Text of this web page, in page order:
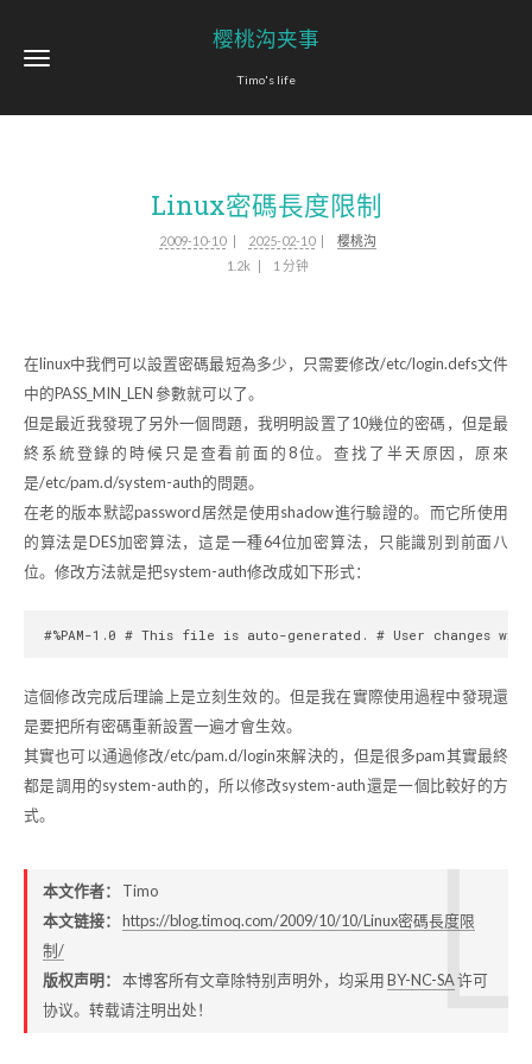
樱桃沟夹事
Timo's life
Linux密碼長度限制
2009-10-10 2025-02-10
樱桃沟
1.2k
1 分钟
在linux中我們可以設置密碼最短為多少，只需要修改/etc/login.defs文件
中的PASS_MIN_LEN 參數就可以了。
但是最近我發現了另外一個問題，我明明設置了10幾位的密碼，但是最
終系統登錄的時候只是查看前面的8位。查找了半天原因，原來
是/etc/pam.d/system-auth的問題。
在老的版本默認password居然是使用shadow進行驗證的。而它所使用
的算法是DES加密算法，這是一種64位加密算法，只能識別到前面八
位。修改方法就是把system-auth修改成如下形式：
這個修改完成后理論上是立刻生效的。但是我在實際使用過程中發現還
是要把所有密碼重新設置一遍才會生效。
其實也可以通過修改/etc/pam.d/login來解決的，但是很多pam其實最終
都是調用的system-auth的，所以修改system-auth還是一個比較好的方
式。
本文作者： Timo
本文链接：
https://blog.timoq.com/2009/10/10/Linux密碼長度限
制/
版权声明： 本博客所有文章除特别声明外，均采用BY-NC-SA许可
协议。转载请注明出处！